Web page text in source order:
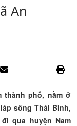
An
thành phố, nằm ở
sông Thái Bình,
qua huyện Nam